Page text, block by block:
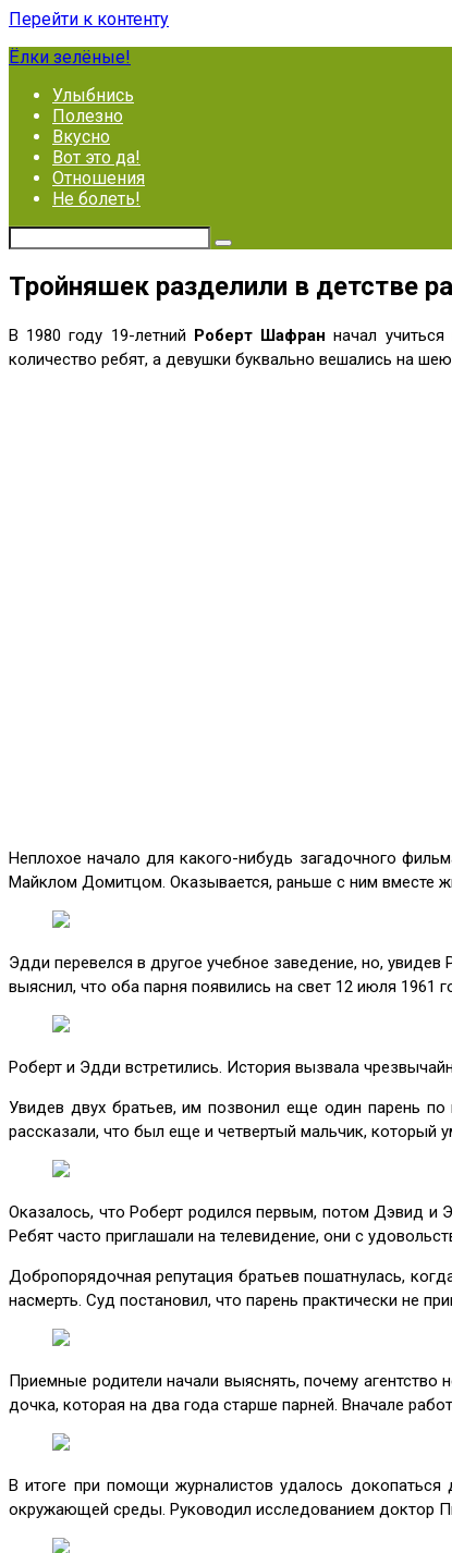
Перейти к контенту
Ёлки зелёные!
Улыбнись
Полезно
Вкусно
Вот это да!
Отношения
Не болеть!
Тройняшек разделили в детстве
В 1980 году 19-летний Роберт Шафран начал
количество ребят, а девушки буквально вешались на
Неплохое начало для какого-нибудь загадочного
Майклом Домитцом. Оказывается, раньше с ним вместе
Эдди перевелся в другое учебное заведение, но,
выяснил, что оба парня появились на свет 12 июля
Роберт и Эдди встретились. История вызвала
Увидев двух братьев, им позвонил еще один парень
рассказали, что был еще и четвертый мальчик, который
Оказалось, что Роберт родился первым, потом Дэвид и
Ребят часто приглашали на телевидение, они с
Добропорядочная репутация братьев пошатнулась,
насмерть. Суд постановил, что парень практически не
Приемные родители начали выяснять, почему
дочка, которая на два года старше парней. Вначале
В итоге при помощи журналистов удалось докопаться
окружающей среды. Руководил исследованием доктор